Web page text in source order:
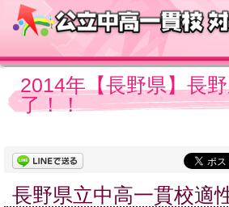
2014年【長野県】長
了！！
長野県立中高一貫校適